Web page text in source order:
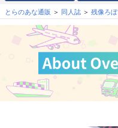
とらのあな通販 同人誌 残像ろ